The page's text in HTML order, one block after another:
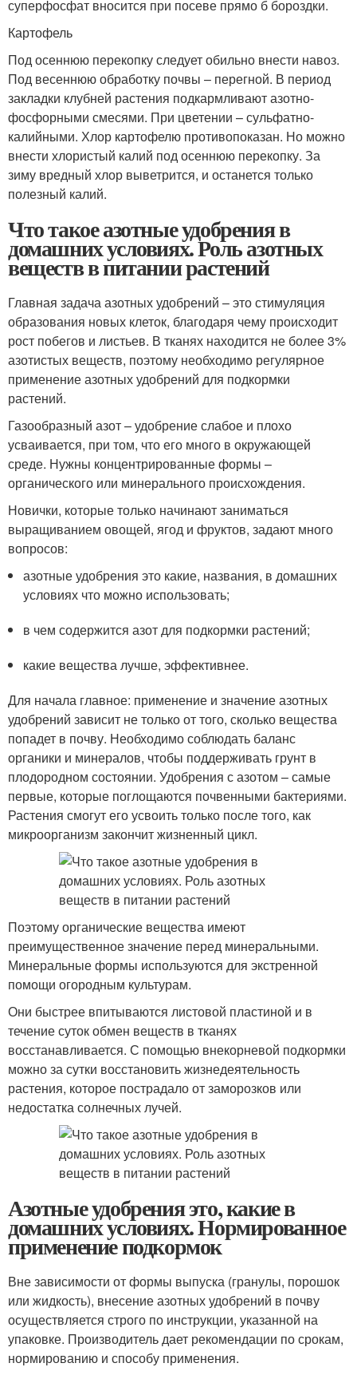
суперфосфат вносится при посеве прямо б бороздки.
Картофель
Под осеннюю перекопку следует обильно внести навоз.
Под весеннюю обработку почвы – перегной. В период
закладки клубней растения подкармливают азотно-
фосфорными смесями. При цветении – сульфатно-
калийными. Хлор картофелю противопоказан. Но можно
внести хлористый калий под осеннюю перекопку. За
зиму вредный хлор выветрится, и останется только
полезный калий.
Что такое азотные удобрения в
домашних условиях. Роль азотных
веществ в питании растений
Главная задача азотных удобрений – это стимуляция
образования новых клеток, благодаря чему происходит
рост побегов и листьев. В тканях находится не более 3%
азотистых веществ, поэтому необходимо регулярное
применение азотных удобрений для подкормки
растений.
Газообразный азот – удобрение слабое и плохо
усваивается, при том, что его много в окружающей
среде. Нужны концентрированные формы –
органического или минерального происхождения.
Новички, которые только начинают заниматься
выращиванием овощей, ягод и фруктов, задают много
вопросов:
азотные удобрения это какие, названия, в домашних
условиях что можно использовать;
в чем содержится азот для подкормки растений;
какие вещества лучше, эффективнее.
Для начала главное: применение и значение азотных
удобрений зависит не только от того, сколько вещества
попадет в почву. Необходимо соблюдать баланс
органики и минералов, чтобы поддерживать грунт в
плодородном состоянии. Удобрения с азотом – самые
первые, которые поглощаются почвенными бактериями.
Растения смогут его усвоить только после того, как
микроорганизм закончит жизненный цикл.
Поэтому органические вещества имеют
преимущественное значение перед минеральными.
Минеральные формы используются для экстренной
помощи огородным культурам.
Они быстрее впитываются листовой пластиной и в
течение суток обмен веществ в тканях
восстанавливается. С помощью внекорневой подкормки
можно за сутки восстановить жизнедеятельность
растения, которое пострадало от заморозков или
недостатка солнечных лучей.
Азотные удобрения это, какие в
домашних условиях. Нормированное
применение подкормок
Вне зависимости от формы выпуска (гранулы, порошок
или жидкость), внесение азотных удобрений в почву
осуществляется строго по инструкции, указанной на
упаковке. Производитель дает рекомендации по срокам,
нормированию и способу применения.